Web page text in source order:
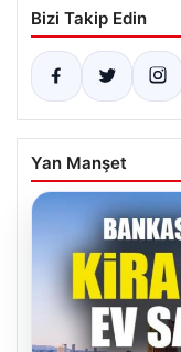
Bizi Takip Edin
Yan Manşet